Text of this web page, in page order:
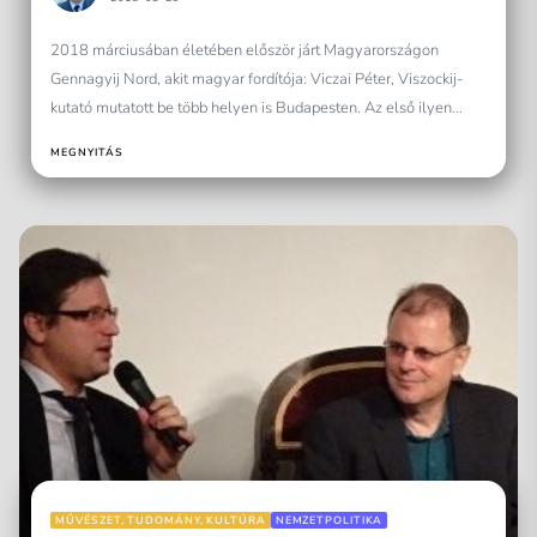
2018 márciusában életében először járt Magyarországon
Gennagyij Nord, akit magyar fordítója: Viczai Péter, Viszockij-
kutató mutatott be több helyen is Budapesten. Az első ilyen
MEGNYITÁS
MŰVÉSZET, TUDOMÁNY, KULTÚRA NEMZETPOLITIKA